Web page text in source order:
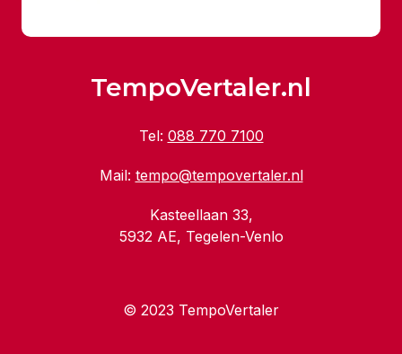
TempoVertaler.nl
Tel: 088 770 7100
Mail: tempo@tempovertaler.nl
Kasteellaan 33,
5932 AE, Tegelen-Venlo
© 2023 TempoVertaler